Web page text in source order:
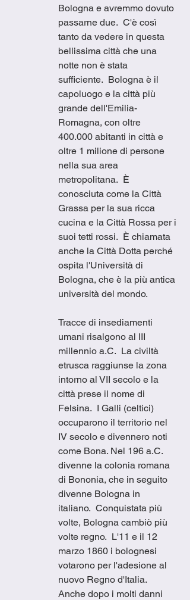
Bologna e avremmo dovuto
passarne due.  C'è così
tanto da vedere in questa
bellissima città che una
notte non è stata
sufficiente.  Bologna è il
capoluogo e la città più
grande dell'Emilia-
Romagna, con oltre
400.000 abitanti in città e
oltre 1 milione di persone
nella sua area
metropolitana.  È
conosciuta come la Città
Grassa per la sua ricca
cucina e la Città Rossa per i
suoi tetti rossi.  È chiamata
anche la Città Dotta perché
ospita l'Università di
Bologna, che è la più antica
università del mondo.
Tracce di insediamenti
umani risalgono al III
millennio a.C.  La civiltà
etrusca raggiunse la zona
intorno al VII secolo e la
città prese il nome di
Felsina.  I Galli (celtici)
occuparono il territorio nel
IV secolo e divennero noti
come Bona. Nel 196 a.C.
divenne la colonia romana
di Bononia, che in seguito
divenne Bologna in
italiano.  Conquistata più
volte, Bologna cambiò più
volte regno.  L'11 e il 12
marzo 1860 i bolognesi
votarono per l'adesione al
nuovo Regno d'Italia.
Anche dopo i molti danni